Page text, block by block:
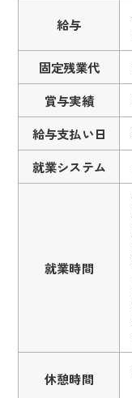
給与
固定残業代
賞与実績
給与支払い日
就業システム
就業時間
休憩時間